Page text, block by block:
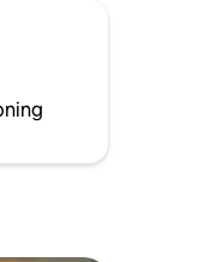
straat,
vooral's